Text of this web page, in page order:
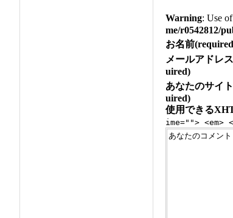
Warning: Use
me/r0542812/
お名前
メールアドレ
uired)
あなたのサイ
uired)
使用できる
ime="">